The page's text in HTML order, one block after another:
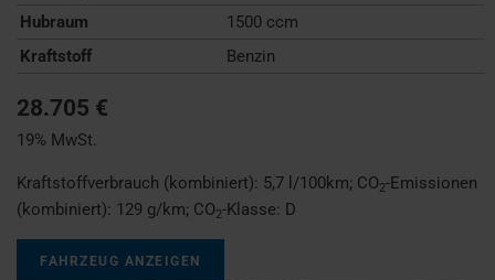
Hubraum
1500 ccm
Kraftstoff
Benzin
28.705 €
19% MwSt.
Kraftstoffverbrauch (kombiniert): 5,7 l/100km; CO2-Emissionen
(kombiniert): 129 g/km; CO2-Klasse: D
FAHRZEUG ANZEIGEN